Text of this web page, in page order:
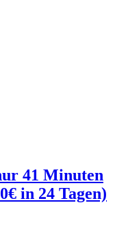
41 Minuten
in 24 Tagen)